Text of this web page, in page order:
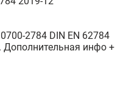
2784 DIN EN 62784
Дополнительная инфо +